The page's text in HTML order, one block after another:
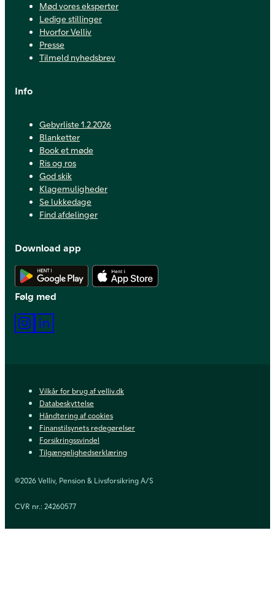
Mød vores eksperter
Ledige stillinger
Hvorfor Velliv
Presse
Tilmeld nyhedsbrev
Info
Gebyrliste 1.2.2026
Blanketter
Book et møde
Ris og ros
God skik
Klagemuligheder
Se lukkedage
Find afdelinger
Download app
Hent Android app
Følg med
Instagram
Vilkår for brug af velliv.dk
Databeskyttelse
Håndtering af cookies
Finanstilsynets redegørelser
Forsikringssvindel
Tilgængelighedserklæring
©2026 Velliv, Pension & Livsforsikring A/S
CVR nr.: 24260577